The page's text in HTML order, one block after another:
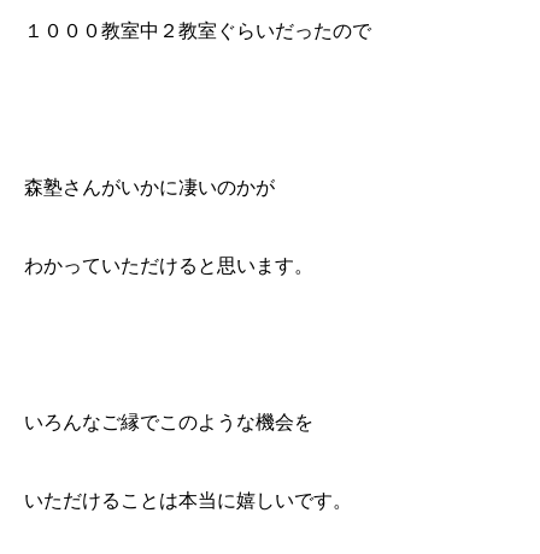
１０００教室中２教室ぐらいだったので
森塾さんがいかに凄いのかが
わかっていただけると思います。
いろんなご縁でこのような機会を
いただけることは本当に嬉しいです。